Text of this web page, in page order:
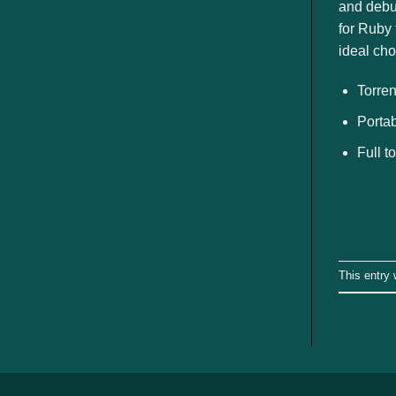
and
for Ruby
ideal
Full
This entry